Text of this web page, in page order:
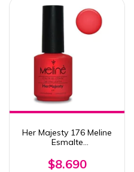
Her Majesty 176 Meline
Esmalte
Uv/Led
$8.690